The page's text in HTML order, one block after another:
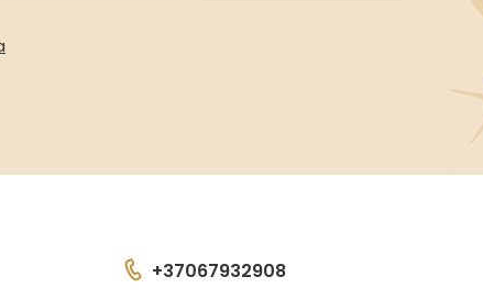
+37067932908